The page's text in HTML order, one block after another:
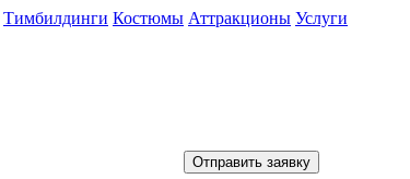
Тимбилдинги Костюмы Аттракционы Услуги
Отправить заявку